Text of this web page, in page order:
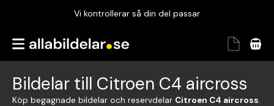
Vi kontrollerar så din del passar
Garanterad passform
Bildelar till Citroen C4 aircross
Köp begagnade bildelar och reservdelar Citroen C4 aircross.